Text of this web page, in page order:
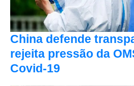
China defende
rejeita pressão da
Covid-19